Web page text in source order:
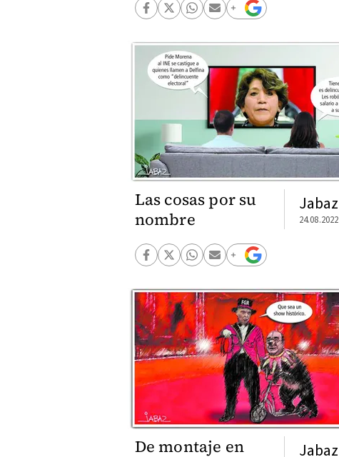
Las cosas por su
nombre
Jabaz
24.08.2022
De montaje en
Jabaz